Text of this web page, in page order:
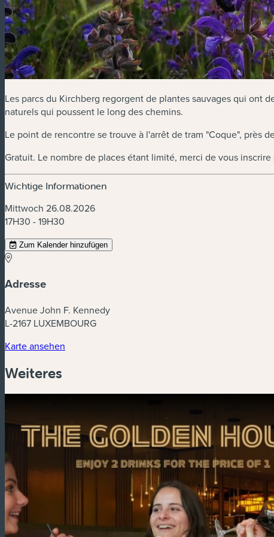
Les parcs du Kirchberg regorgent de plantes sauvages qui ont
naturels qui poussent le long des chemins.
Le point de rencontre se trouve à l'arrêt de tram "Coque", près
Gratuit. Le nombre de places étant limité, merci de vous inscrire
Wichtige Informationen
Mittwoch 26.08.2026
17H30 - 19H30
Zum Kalender hinzufügen
Adresse
Avenue John F. Kennedy
L-2167 LUXEMBOURG
Karte ansehen
Weiteres